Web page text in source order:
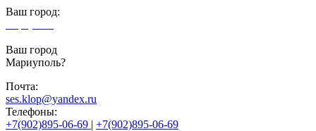
Ваш город:
Ваш город
Мариуполь?
Почта:
ses.klop@yandex.ru
Телефоны:
+7(902)895-06-69 | +7(902)895-06-69